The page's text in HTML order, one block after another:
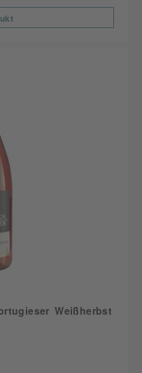
Weißherbst